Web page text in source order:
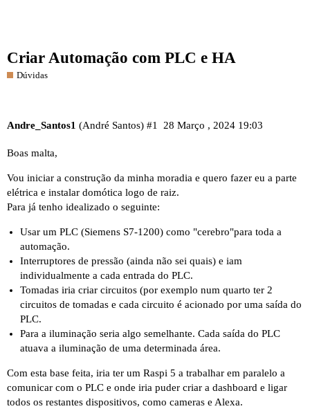
Criar Automação com PLC e HA
Dúvidas
Andre_Santos1 (André Santos) 28 Março , 2024 19:03
#1
Boas malta,
Vou iniciar a construção da minha moradia e quero fazer eu a parte
elétrica e instalar domótica logo de raiz.
Para já tenho idealizado o seguinte:
Usar um PLC (Siemens S7-1200) como "cerebro"para toda a
automação.
Interruptores de pressão (ainda não sei quais) e iam
individualmente a cada entrada do PLC.
Tomadas iria criar circuitos (por exemplo num quarto ter 2
circuitos de tomadas e cada circuito é acionado por uma saída do
PLC.
Para a iluminação seria algo semelhante. Cada saída do PLC
atuava a iluminação de uma determinada área.
Com esta base feita, iria ter um Raspi 5 a trabalhar em paralelo a
comunicar com o PLC e onde iria puder criar a dashboard e ligar
todos os restantes dispositivos, como cameras e Alexa.